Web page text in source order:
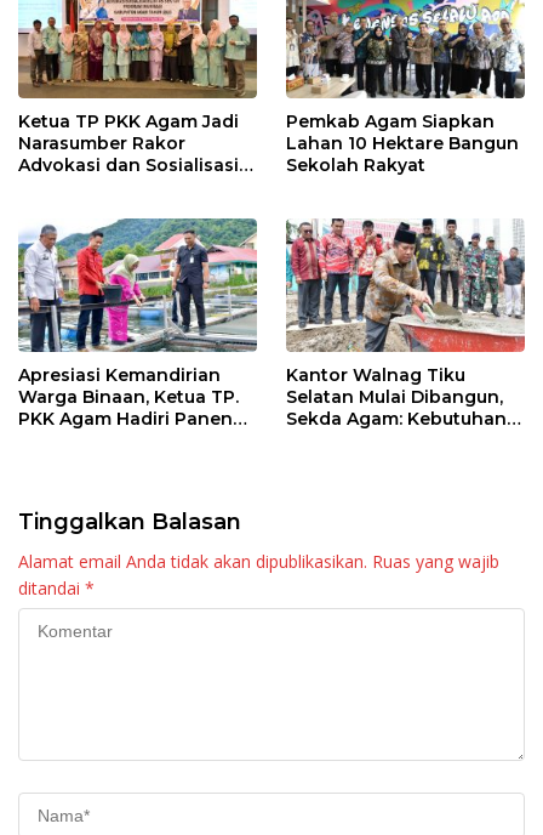
Ketua TP PKK Agam Jadi
Narasumber Rakor
Advokasi dan Sosialisasi
Pemkab Agam Siapkan
Lahan 10 Hektare Bangun
Sekolah Rakyat
Apresiasi Kemandirian
Warga Binaan, Ketua TP.
PKK Agam Hadiri Panen
Kantor Walnag Tiku
Selatan Mulai Dibangun,
Sekda Agam: Kebutuhan
Tinggalkan Balasan
Alamat email Anda tidak akan dipublikasikan. Ruas yang wajib
ditandai *